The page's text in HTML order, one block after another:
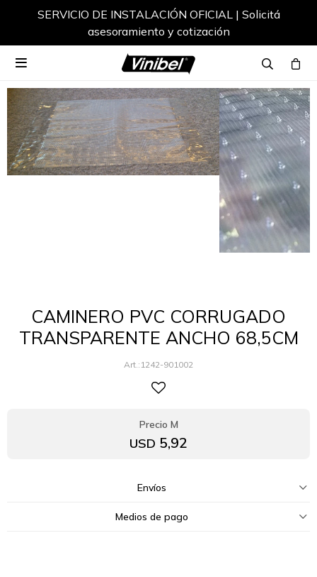
SERVICIO DE INSTALACIÓN OFICIAL | Solicitá
asesoramiento y cotización

CAMINERO PVC CORRUGADO
TRANSPARENTE ANCHO 68,5CM
1242-901002
USD 5,92
Envíos
Medios de pago